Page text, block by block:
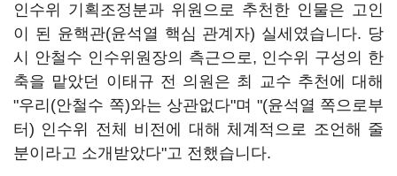
인수위 기획조정분과 위원으로 추천한 인물은 고인
이 된 윤핵관(윤석열 핵심 관계자) 실세였습니다. 당
시 안철수 인수위원장의 측근으로, 인수위 구성의 한
축을 맡았던 이태규 전 의원은 최 교수 추천에 대해
"우리(안철수 쪽)와는 상관없다"며 "(윤석열 쪽으로부
터) 인수위 전체 비전에 대해 체계적으로 조언해 줄
분이라고 소개받았다"고 전했습니다.